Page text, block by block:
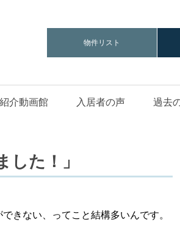
物件リスト
介動画館 入居者の声 過去
た！」
きない、ってこと結構多いんです。